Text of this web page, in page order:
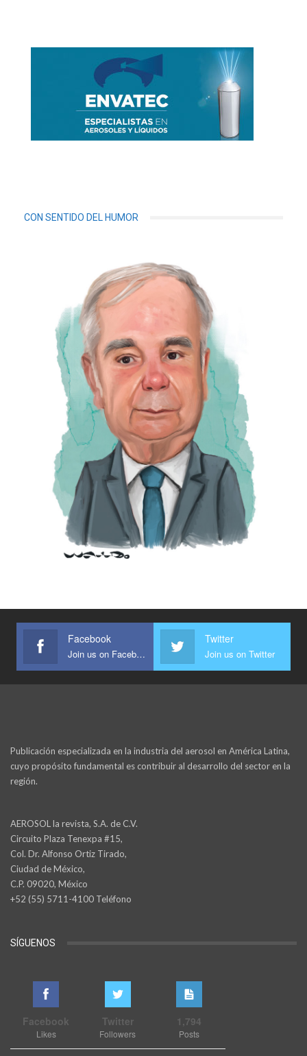
CON SENTIDO DEL HUMOR
Facebook
Join us on Facebook
Twitter
Join us on Twitter
Publicación especializada en la industria del aerosol en América Latina,
cuyo propósito fundamental es contribuir al desarrollo del sector en la
región.
AEROSOL la revista, S.A. de C.V.
Circuito Plaza Tenexpa #15,
Col. Dr. Alfonso Ortiz Tirado,
Ciudad de México,
C.P. 09020, México
+52 (55) 5711-4100 Teléfono
SÍGUENOS
Facebook
Likes
Twitter
Followers
1,794
Posts